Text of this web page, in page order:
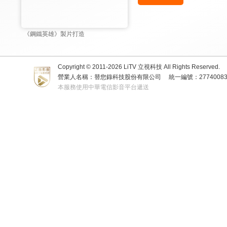
《鋼鐵英雄》製片打造
Copyright © 2011-2026 LiTV 立視科技 All Rights Reserved.
營業人名稱：替您錄科技股份有限公司
統一編號：
本服務使用中華電信影音平台遞送